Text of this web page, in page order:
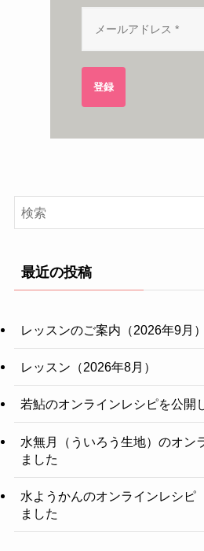
登録
最近の投稿
レッスンのご案内（2026年9月）
レッスン（2026年8月）
若鮎のオンラインレシピを公開
水無月（ういろう生地）のオン
ました
水ようかんのオンラインレシピ
ました